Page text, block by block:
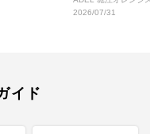
2026/07/31
イド